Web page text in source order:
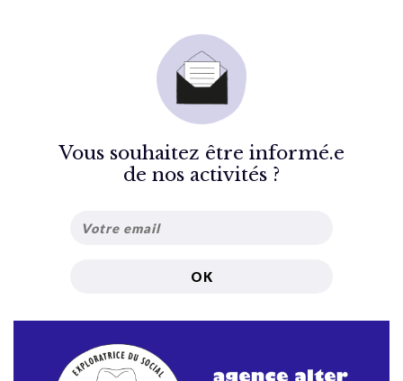
Vous souhaitez être informé.e
de nos activités ?